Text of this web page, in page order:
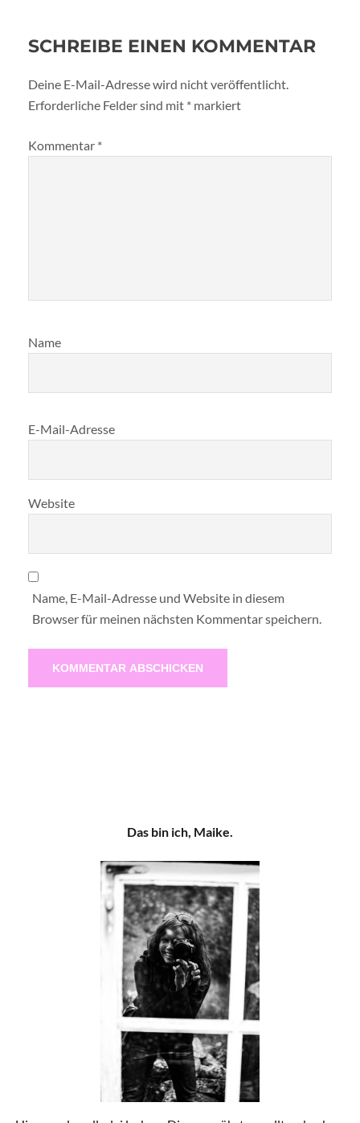
SCHREIBE EINEN KOMMENTAR
Deine E-Mail-Adresse wird nicht veröffentlicht.
Erforderliche Felder sind mit * markiert
Kommentar *
Name
E-Mail-Adresse
Website
Name, E-Mail-Adresse und Website in diesem
Browser für meinen nächsten Kommentar speichern.
Das bin ich, Maike.